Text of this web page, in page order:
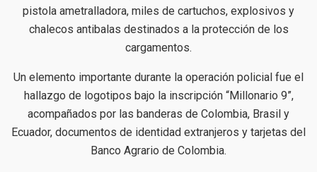
pistola ametralladora, miles de cartuchos, explosivos y
chalecos antibalas destinados a la protección de los
cargamentos.
Un elemento importante durante la operación policial fue el
hallazgo de logotipos bajo la inscripción “Millonario 9”,
acompañados por las banderas de Colombia, Brasil y
Ecuador, documentos de identidad extranjeros y tarjetas del
Banco Agrario de Colombia.